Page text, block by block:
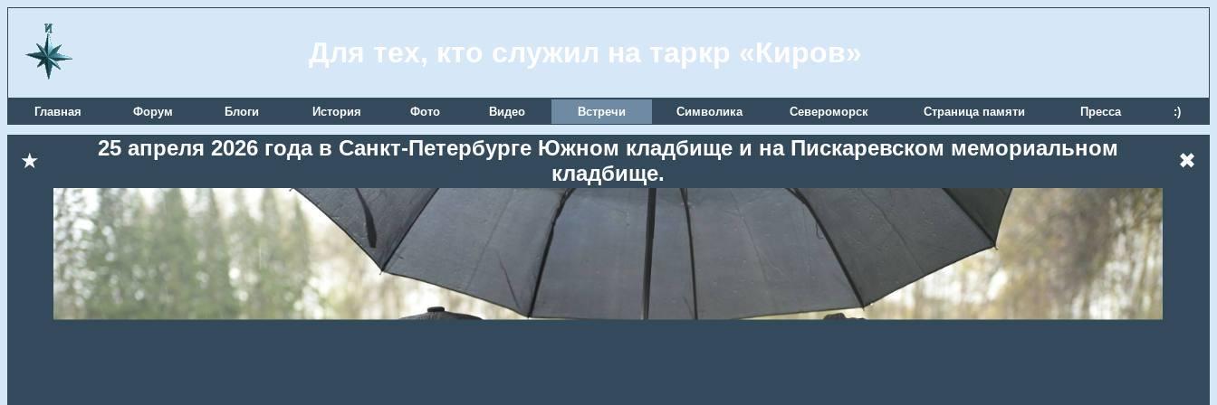
Для тех, кто служил на таркр «Киров»
Главная Форум Блоги История Фото Видео Встречи Символика Североморск Страница памяти Пресса :)
★
25 апреля 2026 года в Санкт-Петербурге Южном кладбище и на Пискаревском мемориальном
кладбище.
✖